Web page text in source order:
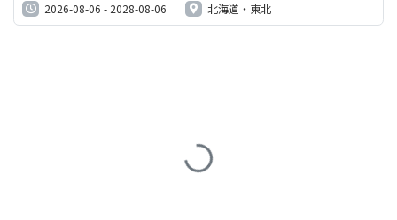
2026-08-06 - 2028-08-06 北海道・東北
Loading...